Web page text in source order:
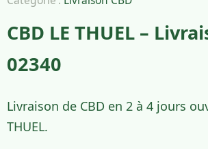
CBD LE THUEL –
02340
Livraison de CBD en 2 à 4 jours
THUEL.